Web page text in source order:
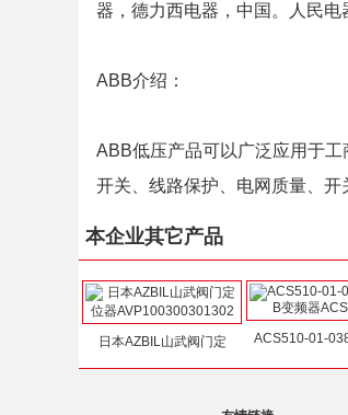
器，德力西电器，中国。人民电
ABB介绍：
ABB低压产品可以广泛应用于
开关、线路保护、电网质量、开
本企业其它产品
日本AZBIL山武阀门定 ACS510-01-